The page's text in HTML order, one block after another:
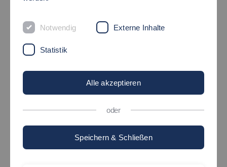
RECYCLING VON
LITHIUM-IONEN-
BATTERIEN
17.07.2023Forschung - Hochschule - Angewandte
Notwendig Externe Inhalte
Statistik
Alle akzeptieren
oder
Speichern & Schließen